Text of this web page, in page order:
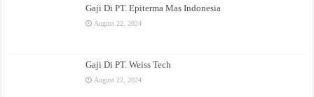
Gaji Di PT. Epiterma Mas Indonesia
August 22, 2024
Gaji Di PT. Weiss Tech
August 22, 2024